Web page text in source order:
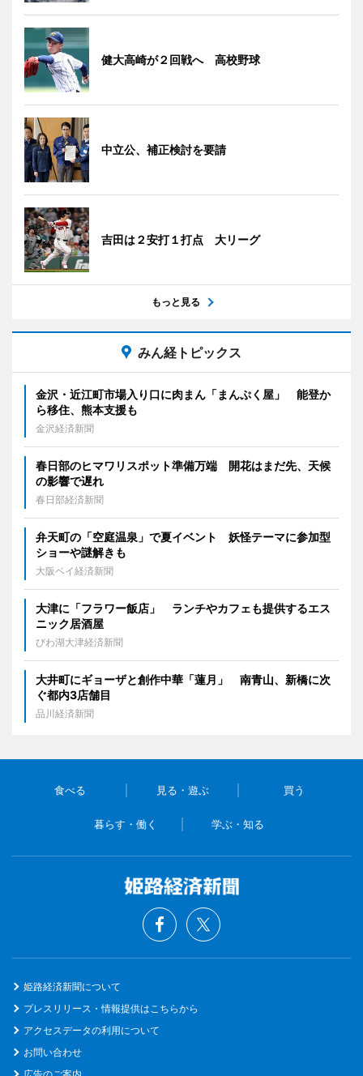
健大高崎が２回戦へ 高校野球
中立公、補正検討を要請
吉田は２安打１打点 大リーグ
もっと見る
みん経トピックス
金沢・近江町市場入り口に肉まん「まんぷく屋」 能登か
ら移住、熊本支援も
金沢経済新聞
春日部のヒマワリスポット準備万端 開花はまだ先、天候
の影響で遅れ
春日部経済新聞
弁天町の「空庭温泉」で夏イベント 妖怪テーマに参加型
ショーや謎解きも
大阪ベイ経済新聞
大津に「フラワー飯店」 ランチやカフェも提供するエス
ニック居酒屋
びわ湖大津経済新聞
大井町にギョーザと創作中華「蓮月」 南青山、新橋に次
ぐ都内3店舗目
品川経済新聞
食べる 見る・遊ぶ 買う
暮らす・働く 学ぶ・知る
姫路経済新聞について
プレスリリース・情報提供はこちらから
アクセスデータの利用について
お問い合わせ